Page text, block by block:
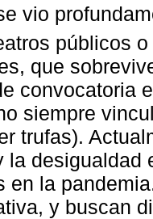
vio
públicos
que
convocatoria
siempre
trufas).
la
en la
y buscan